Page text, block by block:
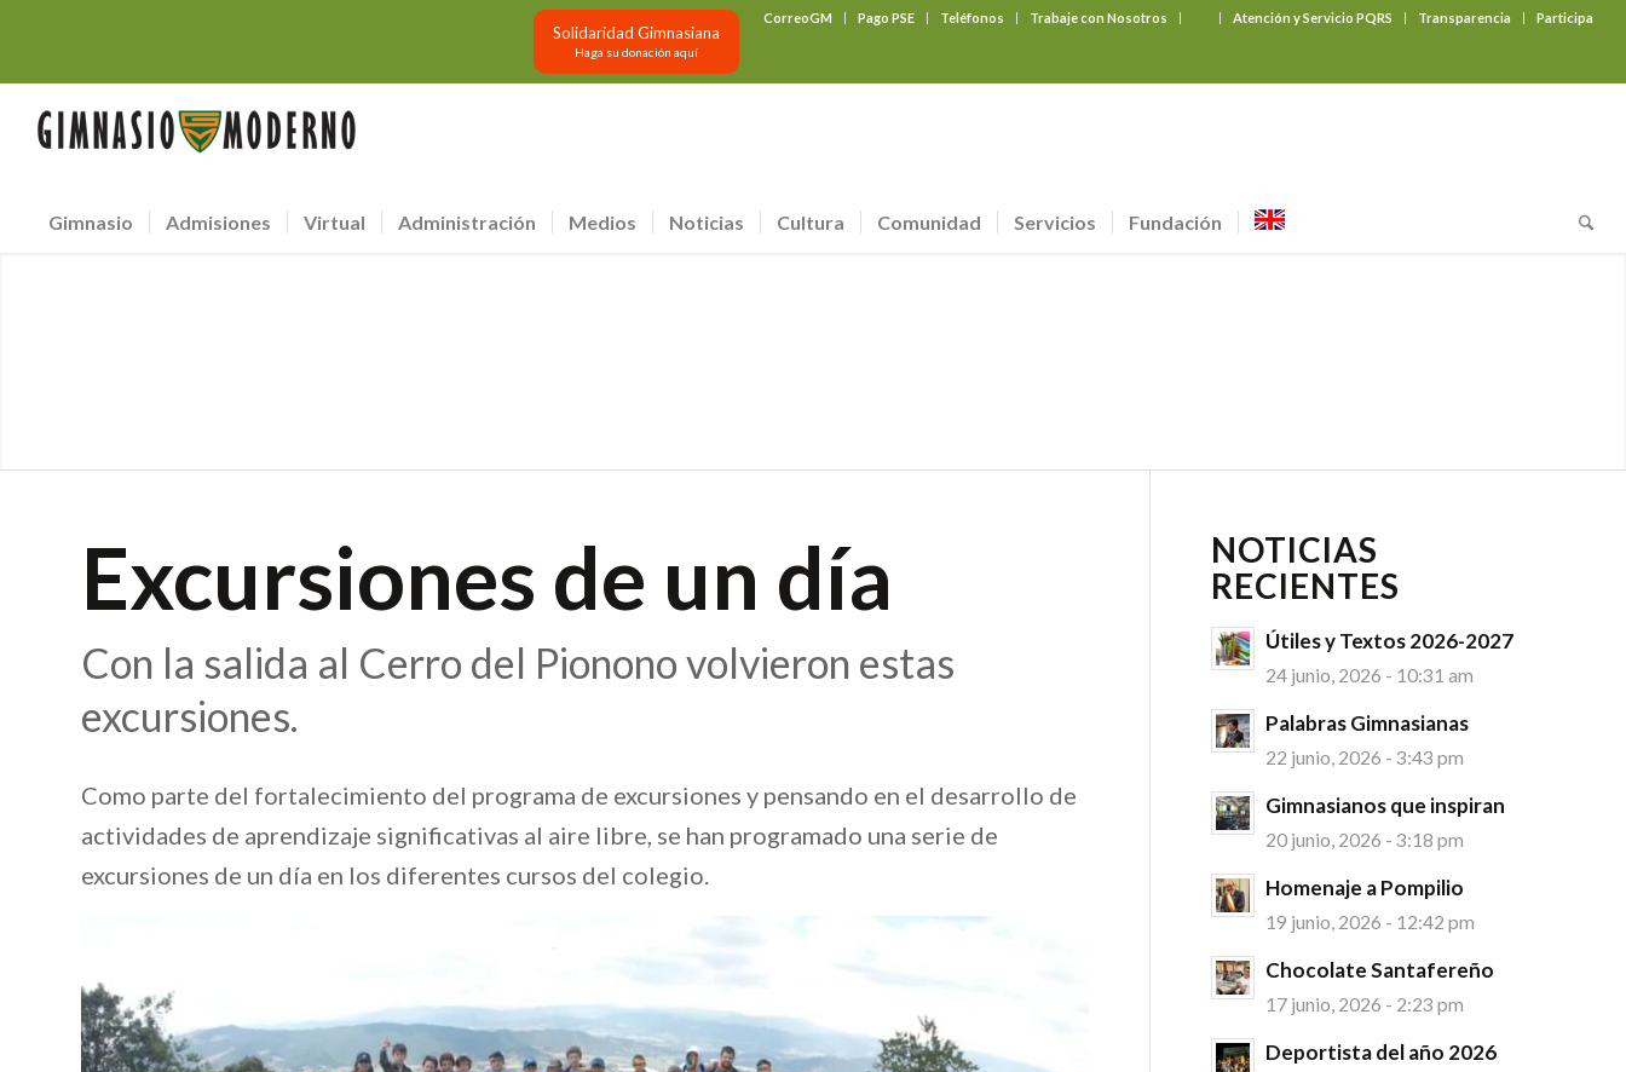
CorreoGM Pago PSE Teléfonos Trabaje con Nosotros Atención y Servicio PQRS Transparencia Participa
Solidaridad Gimnasiana
Haga su donación aquí
Gimnasio Admisiones Virtual Administración Medios Noticias Cultura Comunidad Servicios Fundación
Excursiones de un día
Con la salida al Cerro del Pionono volvieron estas
excursiones.
Como parte del fortalecimiento del programa de excursiones y pensando en el desarrollo de
actividades de aprendizaje significativas al aire libre, se han programado una serie de
excursiones de un día en los diferentes cursos del colegio.
NOTICIAS
RECIENTES
Útiles y Textos 2026-2027
24 junio, 2026 - 10:31 am
Palabras Gimnasianas
22 junio, 2026 - 3:43 pm
Gimnasianos que inspiran
20 junio, 2026 - 3:18 pm
Homenaje a Pompilio
19 junio, 2026 - 12:42 pm
Chocolate Santafereño
17 junio, 2026 - 2:23 pm
Deportista del año 2026